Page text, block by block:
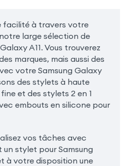
facilité à travers votre
large sélection de
A11. Vous trouverez
marques, mais aussi des
votre Samsung Galaxy
des stylets à haute
et des stylets 2 en 1
embouts en silicone pour
vos tâches avec
stylet pour Samsung
à votre disposition une